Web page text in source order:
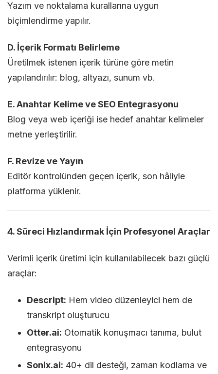
Yazım ve noktalama kurallarına uygun
biçimlendirme yapılır.
D. İçerik Formatı Belirleme
Üretilmek istenen içerik türüne göre metin
yapılandırılır: blog, altyazı, sunum vb.
E. Anahtar Kelime ve SEO Entegrasyonu
Blog veya web içeriği ise hedef anahtar kelimeler
metne yerleştirilir.
F. Revize ve Yayın
Editör kontrolünden geçen içerik, son hâliyle
platforma yüklenir.
4. Süreci Hızlandırmak İçin Profesyonel Araçlar
Verimli içerik üretimi için kullanılabilecek bazı güçlü
araçlar:
Descript: Hem video düzenleyici hem de
transkript oluşturucu
Otter.ai: Otomatik konuşmacı tanıma, bulut
entegrasyonu
Sonix.ai: 40+ dil desteği, zaman kodlama ve